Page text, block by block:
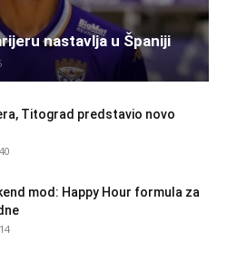
nastavlja u Španiji
Titograd predstavio novo
mod: Happy Hour formula za